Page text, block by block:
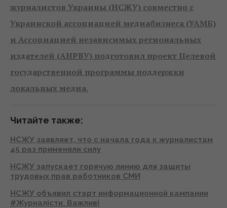
журналистов Украины (НСЖУ) совместно с
Украинской ассоциацией медиабизнеса (УАМБ)
и Ассоциацией независимых региональных
издателей (АНРВУ) подготовил проект Целевой
государственной программы поддержки
локальных медиа.
Читайте также:
НСЖУ заявляет, что с начала года к журналистам
45 раз применяли силу
НСЖУ запускает горячую линию для защиты
трудовых прав работников СМИ
НСЖУ объявил старт информационной кампании
#Журналісти_Важливі